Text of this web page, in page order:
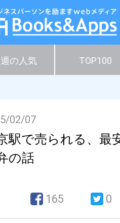
の人気 TOP100
02/07
駅で売られる、最
の話
165 0